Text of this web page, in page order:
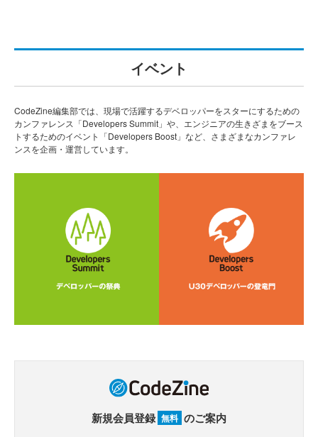
イベント
CodeZine編集部では、現場で活躍するデベロッパーをスターにするための
カンファレンス「Developers Summit」や、エンジニアの生きざまをブース
トするためのイベント「Developers Boost」など、さまざまなカンファレ
ンスを企画・運営しています。
新規会員登録 無料 のご案内